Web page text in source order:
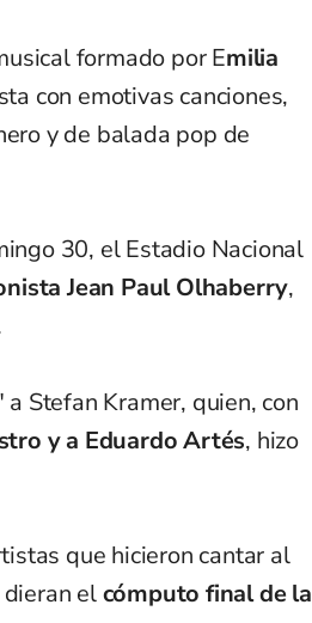
formado por Emilia
con emotivas canciones,
y de balada pop de
30, el Estadio Nacional
Jean Paul Olhaberry,
Stefan Kramer, quien, con
y a Eduardo Artés, hizo
que hicieron cantar al
elcómputo final de la